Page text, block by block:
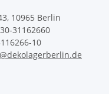
10965 Berlin
31162660
10